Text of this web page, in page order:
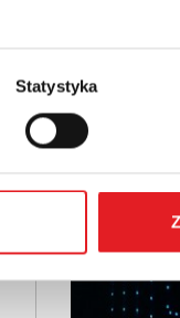
Statystyka